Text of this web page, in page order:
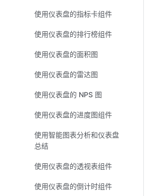
使用仪表盘的指标卡组件
使用仪表盘的排行榜组件
使用仪表盘的面积图
使用仪表盘的雷达图
使用仪表盘的 NPS 图
使用仪表盘的进度图组件
使用智能图表分析和仪表盘
总结
使用仪表盘的透视表组件
使用仪表盘的倒计时组件